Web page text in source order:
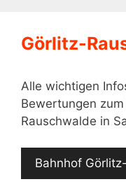
Görlitz-
Alle wichtigen
Bewertungen
Rauschwalde in
Bahnhof